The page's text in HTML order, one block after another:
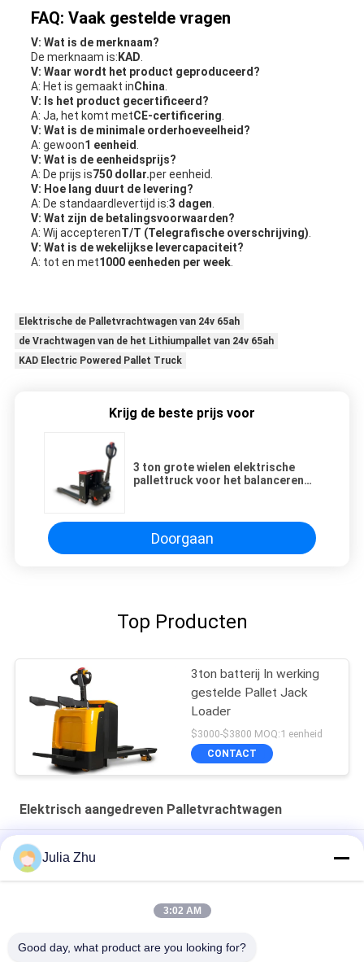
FAQ: Vaak gestelde vragen
V: Wat is de merknaam?
De merknaam is: KAD.
V: Waar wordt het product geproduceerd?
A: Het is gemaakt inChina.
V: Is het product gecertificeerd?
A: Ja, het komt metCE-certificering.
V: Wat is de minimale orderhoeveelheid?
A: gewoon1 eenheid.
V: Wat is de eenheidsprijs?
A: De prijs is750 dollar.per eenheid.
V: Hoe lang duurt de levering?
A: De standaardlevertijd is:3 dagen.
V: Wat zijn de betalingsvoorwaarden?
A: Wij accepterenT/T (Telegrafische overschrijving).
V: Wat is de wekelijkse levercapaciteit?
A: tot en met1000 eenheden per week.
Elektrische de Palletvrachtwagen van 24v 65ah
de Vrachtwagen van de het Lithiumpallet van 24v 65ah
KAD Electric Powered Pallet Truck
Krijg de beste prijs voor
3 ton grote wielen elektrische
pallettruck voor het balanceren
Doorgaan
Top Producten
3ton batterij In werking
gestelde Pallet Jack
Loader
$3000-$3800 MOQ:1 eenheid
CONTACT
Elektrisch aangedreven Palletvrachtwagen
3 Vrachtwagen van de de Batterij de Elektrisch aangedreven
Pallet van de positie3000kg Hand
De Ruiter van ISO Li Battery 1000kg Rider Electric Walkie Pallet
AC Motor1.5t Pomp Mini Electric Powered Pallet Truck Jigger
Julia Zhu
3:02 AM
Good day, what product are you looking for?